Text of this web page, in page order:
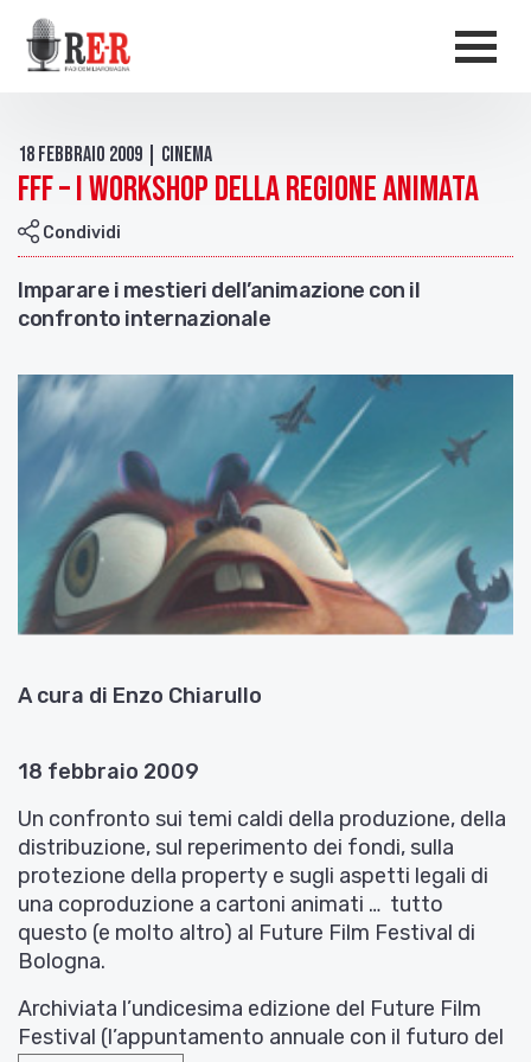
Salta al contenuto principale
18 Febbraio 2009 | Cinema
FFF – i workshop della Regione Animata
Condividi
Imparare i mestieri dell’animazione con il
confronto internazionale
A cura di Enzo Chiarullo
18 febbraio 2009
Un confronto sui temi caldi della produzione, della
distribuzione, sul reperimento dei fondi, sulla
protezione della property e sugli aspetti legali di
una coproduzione a cartoni animati … tutto
questo (e molto altro) al Future Film Festival di
Bologna.
Archiviata l’undicesima edizione del Future Film
Festival (l’appuntamento annuale con il futuro del